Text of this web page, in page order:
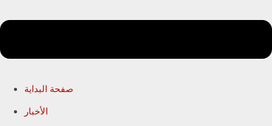
صفحة البداية
الأخبار